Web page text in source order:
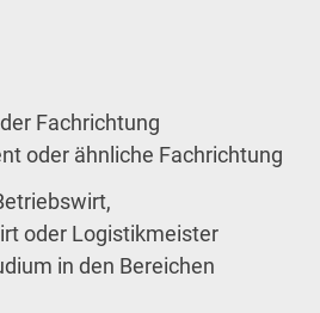
Fachrichtung
oder ähnliche Fachrichtung
oder Logistikmeister
in den Bereichen